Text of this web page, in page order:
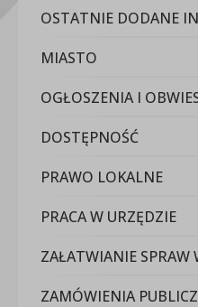
OSTATNIE DODANE
MIASTO
OGŁOSZENIA I
DOSTĘPNOŚĆ
PRAWO LOKALNE
PRACA W URZĘDZIE
ZAŁATWIANIE SPRAW
ZAMÓWIENIA